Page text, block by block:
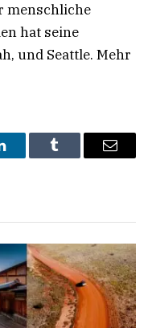
menschliche
hat seine
und Seattle. Mehr
Tumblr Email